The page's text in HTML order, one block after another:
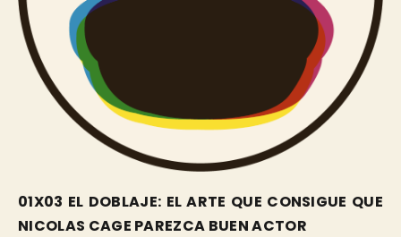
01X03 EL DOBLAJE: EL ARTE QUE CONSIGUE QUE
NICOLAS CAGE PAREZCA BUEN ACTOR